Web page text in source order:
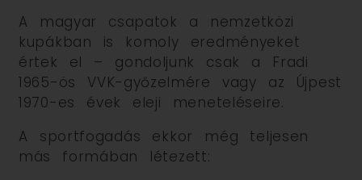
A magyar csapatok a nemzetközi
kupákban is komoly eredményeket
értek el – gondoljunk csak a Fradi
1965-ös VVK-győzelmére vagy az Újpest
1970-es évek eleji meneteléseire.
A sportfogadás ekkor még teljesen
más formában létezett: